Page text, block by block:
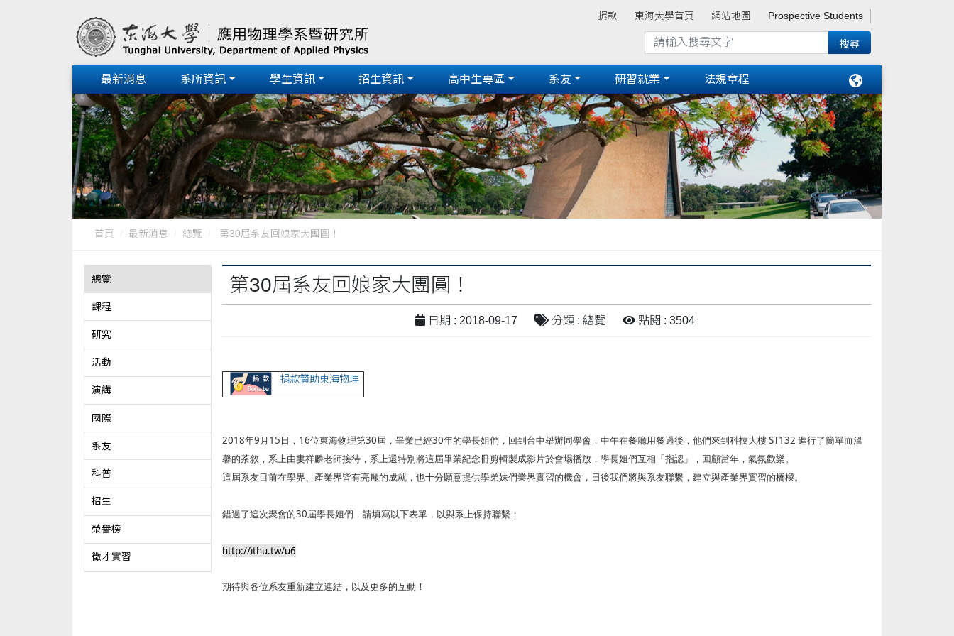
捐款 東海大學首頁 網站地圖 Prospective Students
最新消息 系所資訊 學生資訊 招生資訊 高中生專區 系友 研習就業 法規章程
首頁 最新消息 總覽 第30屆系友回娘家大團圓！
總覽
課程
研究
活動
演講
國際
系友
科普
招生
榮譽榜
徵才實習
第30屆系友回娘家大團圓！
日期 : 2018-09-17 分類 : 總覽 點閱 : 3504
捐款贊助東海物理
2018年9 月 15 日， 16位東海物理第30屆，畢業已經30年的學長姐們，回到台中舉辦同學會，中午在餐廳用餐過後，他們來到科技大樓 ST132 進行了簡單而溫
馨的茶敘，系上由婁祥麟老師接待，系上還特別將這屆畢業紀念冊剪輯製成影片於會場播放，學長姐們互相「指認」，回顧當年，氣氛歡樂。
這屆系友目前在學界、產業界皆有亮麗的成就，也十分願意提供學弟妹們業界實習的機會，日後我們將與系友聯繫，建立與產業界實習的橋樑。
錯過了這次聚會的30屆學長姐們，請填寫以下表單，以與系上保持聯繫：
http://ithu.tw/u6
期待與各位系友重新建立連結，以及更多的互動！